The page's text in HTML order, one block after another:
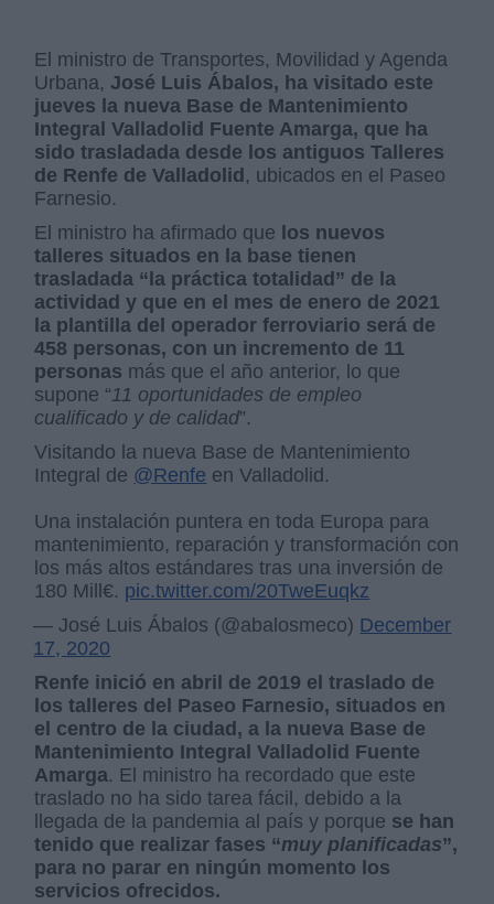
El ministro de Transportes, Movilidad y Agenda
Urbana, José Luis Ábalos, ha visitado este
jueves la nueva Base de Mantenimiento
Integral Valladolid Fuente Amarga, que ha
sido trasladada desde los antiguos Talleres
de Renfe de Valladolid , ubicados en el Paseo
Farnesio.
El ministro ha afirmado que los nuevos
talleres situados en la base tienen
trasladada “la práctica totalidad” de la
actividad y que en el mes de enero de 2021
la plantilla del operador ferroviario será de
458 personas, con un incremento de 11
personas más que el año anterior, lo que
supone “11 oportunidades de empleo
cualificado y de calidad”.
Visitando la nueva Base de Mantenimiento
Integral de @Renfe en Valladolid.
Una instalación puntera en toda Europa para
mantenimiento, reparación y transformación con
los más altos estándares tras una inversión de
180 Mill€. pic.twitter.com/20TweEuqkz
— José Luis Ábalos (@abalosmeco) December
17, 2020
Renfe inició en abril de 2019 el traslado de
los talleres del Paseo Farnesio, situados en
el centro de la ciudad, a la nueva Base de
Mantenimiento Integral Valladolid Fuente
Amarga. El ministro ha recordado que este
traslado no ha sido tarea fácil, debido a la
llegada de la pandemia al país y porque se han
tenido que realizar fases “muy planificadas”,
para no parar en ningún momento los
servicios ofrecidos.